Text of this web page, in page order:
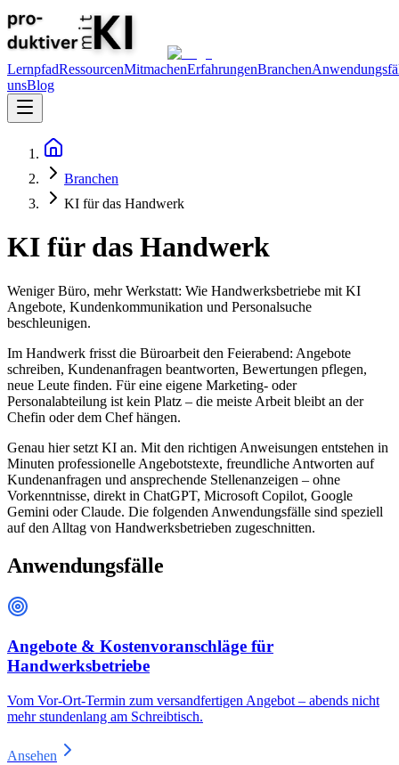
LernpfadRessourcenMitmachenErfahrungenBranchen
unsBlog
Branchen
KI für das Handwerk
KI für das Handwerk
Weniger Büro, mehr Werkstatt: Wie Handwerksbetriebe mit KI
Angebote, Kundenkommunikation und Personalsuche
beschleunigen.
Im Handwerk frisst die Büroarbeit den Feierabend: Angebote
schreiben, Kundenanfragen beantworten, Bewertungen pflegen,
neue Leute finden. Für eine eigene Marketing- oder
Personalabteilung ist kein Platz – die meiste Arbeit bleibt an der
Chefin oder dem Chef hängen.
Genau hier setzt KI an. Mit den richtigen Anweisungen entstehen in
Minuten professionelle Angebotstexte, freundliche Antworten auf
Kundenanfragen und ansprechende Stellenanzeigen – ohne
Vorkenntnisse, direkt in ChatGPT, Microsoft Copilot, Google
Gemini oder Claude. Die folgenden Anwendungsfälle sind speziell
auf den Alltag von Handwerksbetrieben zugeschnitten.
Anwendungsfälle
Angebote & Kostenvoranschläge für
Handwerksbetriebe
Vom Vor-Ort-Termin zum versandfertigen Angebot – abends nicht
mehr stundenlang am Schreibtisch.
Ansehen